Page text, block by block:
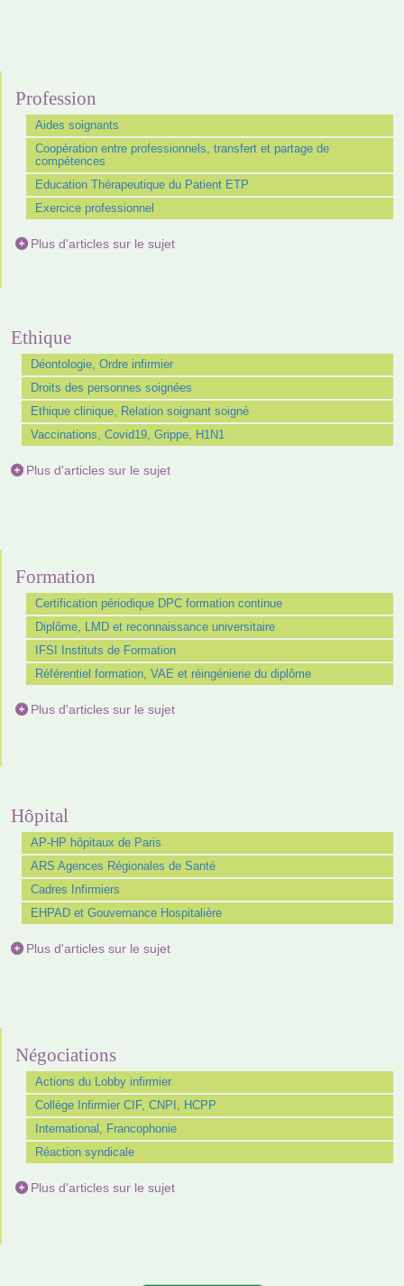
Profession
Aides soignants
Coopération entre professionnels, transfert et partage de
compétences
Education Thérapeutique du Patient ETP
Exercice professionnel
Plus d'articles sur le sujet
Ethique
Déontologie, Ordre infirmier
Droits des personnes soignées
Ethique clinique, Relation soignant soigné
Vaccinations, Covid19, Grippe, H1N1
Plus d'articles sur le sujet
Formation
Certification périodique DPC formation continue
Diplôme, LMD et reconnaissance universitaire
IFSI Instituts de Formation
Référentiel formation, VAE et réingénierie du diplôme
Plus d'articles sur le sujet
Hôpital
AP-HP hôpitaux de Paris
ARS Agences Régionales de Santé
Cadres Infirmiers
EHPAD et Gouvernance Hospitalière
Plus d'articles sur le sujet
Négociations
Actions du Lobby infirmier
Collège Infirmier CIF, CNPI, HCPP
International, Francophonie
Réaction syndicale
Plus d'articles sur le sujet